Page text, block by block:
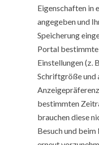
Eigenschaften in
angegeben und
Speicherung
Portal bestimmte
Einstellungen (z.
Schriftgröße und
bestimmten
brauchen diese
Besuch und